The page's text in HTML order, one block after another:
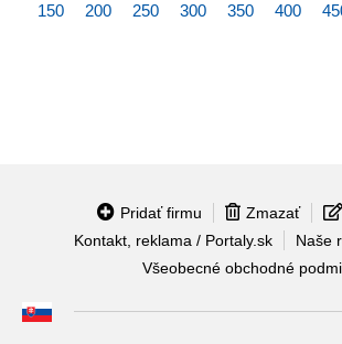
150 200 250 300 350 400
Pridať firmu Zmazať
Kontakt, reklama / Portaly.sk
Naše
Všeobecné obchodné